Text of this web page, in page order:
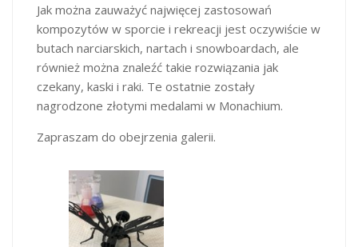
Jak można zauważyć najwięcej zastosowań
kompozytów w sporcie i rekreacji jest oczywiście w
butach narciarskich, nartach i snowboardach, ale
również można znaleźć takie rozwiązania jak
czekany, kaski i raki. Te ostatnie zostały
nagrodzone złotymi medalami w Monachium.
Zapraszam do obejrzenia galerii.